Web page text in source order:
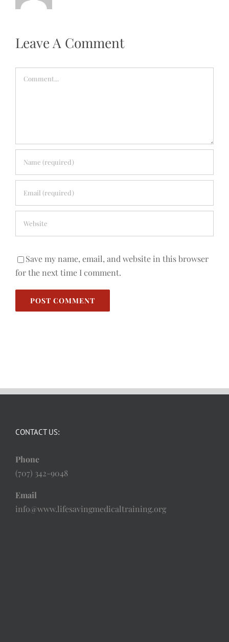
Leave A Comment
Comment
Save my name, email, and website in this browser
for the next time I comment.
CONTACT US:
Phone
(707) 342-9048
Email
info@www.lifesavingmedicaltraining.org